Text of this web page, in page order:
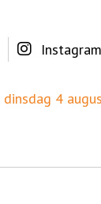
Instagram
dinsdag 4